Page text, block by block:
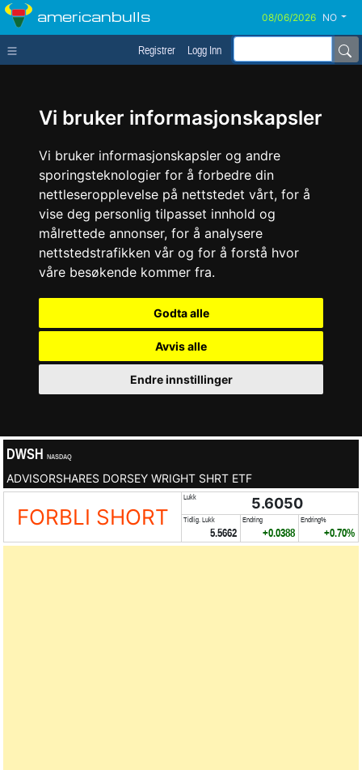
Vi bruker informasjonskapsler
Vi bruker informasjonskapsler og andre
sporingsteknologier for å forbedre din
nettleseropplevelse på nettstedet vårt, for å
vise deg personlig tilpasset innhold og
målrettede annonser, for å analysere
nettstedstrafikken vår og for å forstå hvor
våre besøkende kommer fra.
Godta alle
Avvis alle
Endre innstillinger
americanbulls NO
Registrer Logg Inn
DWSH NASDAQ
ADVISORSHARES DORSEY WRIGHT SHRT ETF
FORBLI SHORT
Lukk 5.6050
Tidlig. Lukk
5.5662
Endring
+0.0388
Endring%
+0.70%